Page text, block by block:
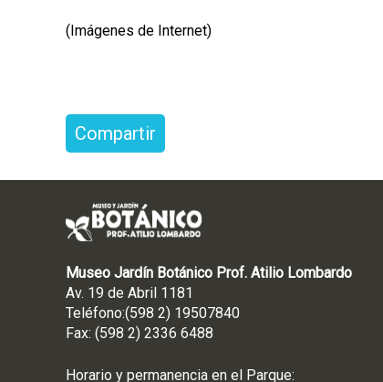
(Imágenes de Internet)
Compartir
Museo Jardín Botánico Prof. Atilio Lombardo
Av. 19 de Abril 1181
Teléfono:(598 2) 19507840
Fax: (598 2) 2336 6488
Horario y permanencia en el Parque: